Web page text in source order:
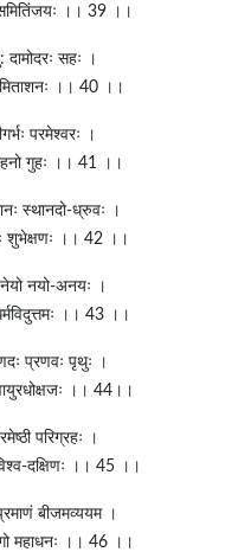
समितिंजयः ।। 39 ।।
दामोदरः सहः ।
।। 40 ।।
परमेश्वरः ।
गुहः ।। 41 ।।
स्थानदो-ध्रुवः ।
शुभेक्षणः ।। 42 ।।
नेयो नयो-अनयः ।
।। 43 ।।
प्रणवः पृथुः ।
वायुरधोक्षजः ।। 44।।
परिग्रहः ।
दक्षिणः ।। 45 ।।
बीजमव्ययम ।
महाधनः ।। 46 ।।